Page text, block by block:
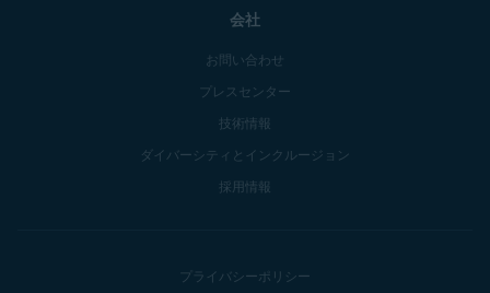
会社
お問い合わせ
プレスセンター
技術情報
ダイバーシティとインクルージョン
採用情報
プライバシーポリシー